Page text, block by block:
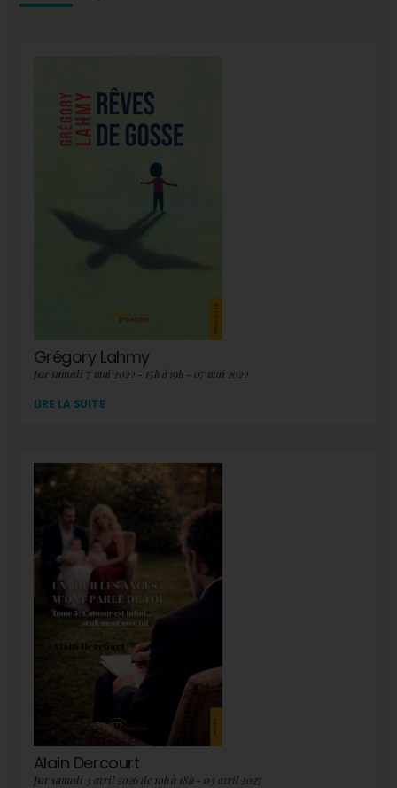
Grégory Lahmy
par samedi 7 mai 2022 - 15h à 19h - 07 mai 2022
LIRE LA SUITE
Alain Dercourt
par samedi 3 avril 2026 de 10h à 18h - 03 avril 2027